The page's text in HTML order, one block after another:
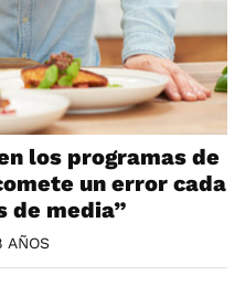
los programas de
un error cada
de media”
AÑOS